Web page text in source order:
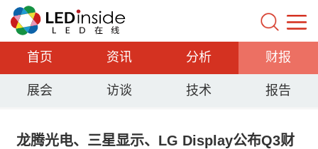
首页 资讯 分析 财报
展会 访谈 技术 报告
龙腾光电、三星显示、LG Display公布Q3财